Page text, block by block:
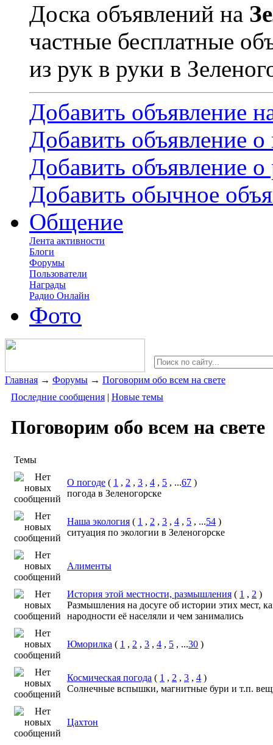
Доска объявлений на
частные бесплатные
из рук в руки в
Добавить объявление
Добавить объявление
Добавить объявление о
Добавить обычное
Общение
Лента активности
Блоги
Форумы
Пользователи
Награды
Радио Онлайн
Фото
Главная → Форумы → Поговорим обо всем на свете
Последние сообщения | Новые темы
Поговорим обо всем на свете
Темы
О погоде ( 1 , 2 , 3 , 4 , 5 , ...67 )
погода в Зеленогорске
Наша экология ( 1 , 2 , 3 , 4 , 5 , ...54 )
ситуация по экологии в Зеленогорске
Алименты
История этой местности, размышления ( 1 , 2 )
Размышления на досуге об истории этих мест,
народности её населяли и чем занимались
Юморилка ( 1 , 2 , 3 , 4 , 5 , ...30 )
Космическая погода ( 1 , 2 , 3 , 4 )
Солнечные вспышки, магнитные бури и т.п.
Цахтон